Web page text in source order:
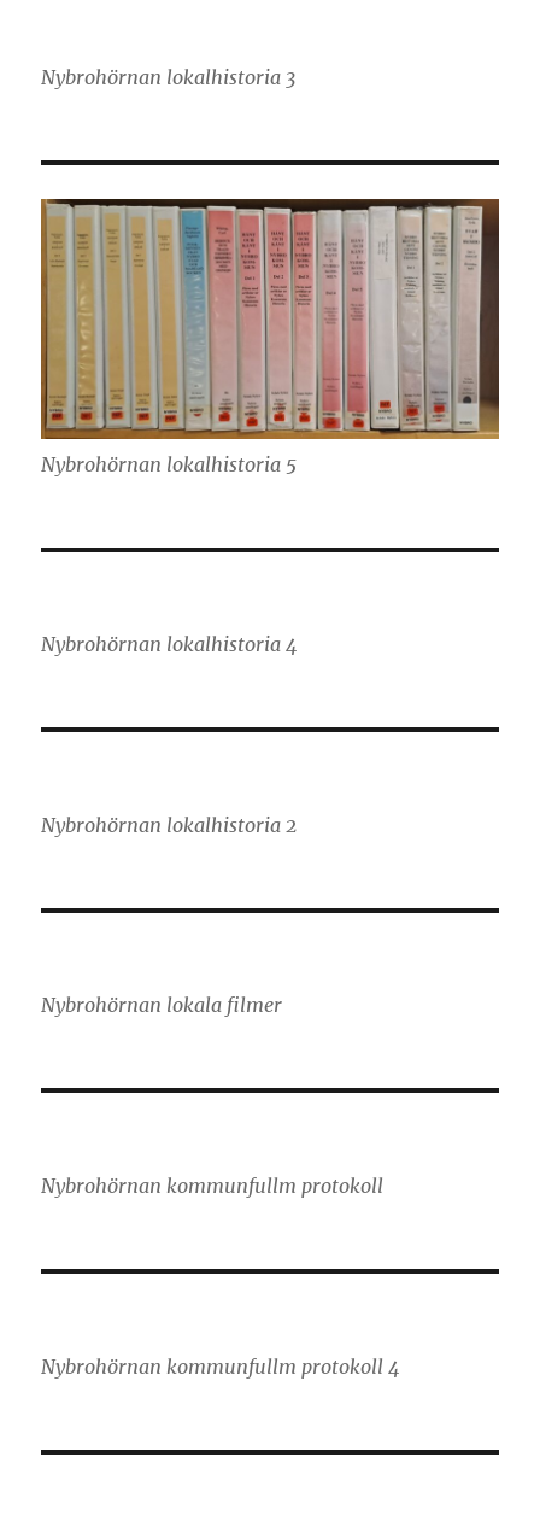
Nybrohörnan lokalhistoria 3
Nybrohörnan lokalhistoria 5
Nybrohörnan lokalhistoria 4
Nybrohörnan lokalhistoria 2
Nybrohörnan lokala filmer
Nybrohörnan kommunfullm protokoll
Nybrohörnan kommunfullm protokoll 4